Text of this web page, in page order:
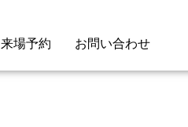
来場予約 お問い合わせ